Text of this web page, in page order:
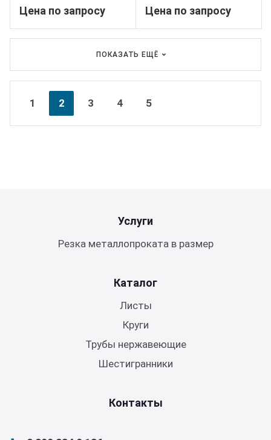
Цена по запросу Цена по запросу
ПОКАЗАТЬ ЕЩЁ
1 2 3 4 5
Услуги
Резка металлопроката в размер
Каталог
Листы
Круги
Трубы нержавеющие
Шестигранники
Контакты